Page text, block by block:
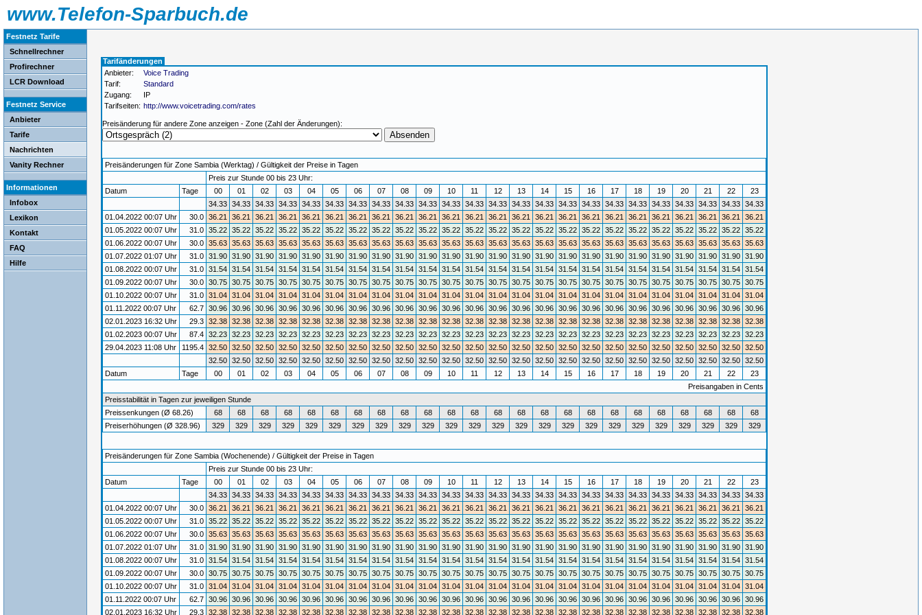
www.Telefon-Sparbuch.de
Festnetz Tarife
Schnellrechner
Profirechner
LCR Download
Festnetz Service
Anbieter
Tarife
Nachrichten
Vanity Rechner
Informationen
Infobox
Lexikon
Kontakt
FAQ
Hilfe
Tarifänderungen
Anbieter:
Voice Trading
Tarif:
Standard
Zugang:
IP
Tarifseiten: http://www.voicetrading.com/rates
Preisänderung für andere Zone anzeigen - Zone (Zahl der Änderungen):
Preisänderungen für Zone Sambia (Werktag) / Gültigkeit der Preise in Tagen
Preis zur Stunde 00 bis 23 Uhr:
Datum
Tage 00 01 02 03 04 05 06 07 08 09 10 11 12 13 14 15 16 17 18 19 20 21 22
23
34.33 34.33 34.33 34.33 34.33 34.33 34.33 34.33 34.33 34.33 34.33 34.33 34.33 34.33 34.33 34.33 34.33 34.33 34.33 34.33 34.33 34.33 34.33 34.33
01.04.2022 00:07 Uhr
30.0 36.21 36.21 36.21 36.21 36.21 36.21 36.21 36.21 36.21 36.21 36.21 36.21 36.21 36.21 36.21 36.21 36.21 36.21 36.21 36.21 36.21 36.21 36.21
36.21
01.05.2022 00:07 Uhr
31.0 35.22 35.22 35.22 35.22 35.22 35.22 35.22 35.22 35.22 35.22 35.22 35.22 35.22 35.22 35.22 35.22 35.22 35.22 35.22 35.22 35.22 35.22 35.22 35.22
01.06.2022 00:07 Uhr
30.0 35.63 35.63 35.63 35.63 35.63 35.63 35.63 35.63 35.63 35.63 35.63 35.63 35.63 35.63 35.63 35.63 35.63 35.63 35.63 35.63 35.63 35.63 35.63 35.63
01.07.2022 01:07 Uhr
31.0 31.90 31.90 31.90 31.90 31.90 31.90 31.90 31.90 31.90 31.90 31.90 31.90 31.90 31.90 31.90 31.90 31.90 31.90 31.90 31.90 31.90 31.90 31.90 31.90
01.08.2022 00:07 Uhr
31.0 31.54 31.54 31.54 31.54 31.54 31.54 31.54 31.54 31.54 31.54 31.54 31.54 31.54 31.54 31.54 31.54 31.54 31.54 31.54 31.54 31.54 31.54 31.54 31.54
01.09.2022 00:07 Uhr
30.0 30.75 30.75 30.75 30.75 30.75 30.75 30.75 30.75 30.75 30.75 30.75 30.75 30.75 30.75 30.75 30.75 30.75 30.75 30.75 30.75 30.75 30.75 30.75 30.75
01.10.2022 00:07 Uhr
31.0 31.04 31.04 31.04 31.04 31.04 31.04 31.04 31.04 31.04 31.04 31.04 31.04 31.04 31.04 31.04 31.04 31.04 31.04 31.04 31.04 31.04 31.04 31.04 31.04
01.11.2022 00:07 Uhr
62.7 30.96 30.96 30.96 30.96 30.96 30.96 30.96 30.96 30.96 30.96 30.96 30.96 30.96 30.96 30.96 30.96 30.96 30.96 30.96 30.96 30.96 30.96 30.96 30.96
02.01.2023 16:32 Uhr
29.3 32.38 32.38 32.38 32.38 32.38 32.38 32.38 32.38 32.38 32.38 32.38 32.38 32.38 32.38 32.38 32.38 32.38 32.38 32.38 32.38 32.38 32.38 32.38 32.38
01.02.2023 00:07 Uhr
87.4 32.23 32.23 32.23 32.23 32.23 32.23 32.23 32.23 32.23 32.23 32.23 32.23 32.23 32.23 32.23 32.23 32.23 32.23 32.23 32.23 32.23 32.23 32.23 32.23
29.04.2023 11:08 Uhr
1195.4 32.50 32.50 32.50 32.50 32.50 32.50 32.50 32.50 32.50 32.50 32.50 32.50 32.50 32.50 32.50 32.50 32.50 32.50 32.50 32.50 32.50 32.50 32.50 32.50
32.50 32.50 32.50 32.50 32.50 32.50 32.50 32.50 32.50 32.50 32.50 32.50 32.50 32.50 32.50 32.50 32.50 32.50 32.50 32.50 32.50 32.50 32.50 32.50
Datum
Tage 00 01 02 03 04 05 06 07 08 09 10 11 12 13 14 15 16 17 18 19 20 21 22
23
Preisangaben in Cents
Preisstabilität in Tagen zur jeweiligen Stunde
Preissenkungen (Ø 68.26)
68 68 68 68 68 68 68 68 68 68 68 68 68 68 68 68 68 68 68 68 68 68 68
68
Preiserhöhungen (Ø 328.96)
329 329 329 329 329 329 329 329 329 329 329 329 329 329 329 329 329 329 329 329 329 329 329 329
Preisänderungen für Zone Sambia (Wochenende) / Gültigkeit der Preise in Tagen
Preis zur Stunde 00 bis 23 Uhr:
Datum
Tage 00 01 02 03 04 05 06 07 08 09 10 11 12 13 14 15 16 17 18 19 20 21 22
23
34.33 34.33 34.33 34.33 34.33 34.33 34.33 34.33 34.33 34.33 34.33 34.33 34.33 34.33 34.33 34.33 34.33 34.33 34.33 34.33 34.33 34.33 34.33 34.33
01.04.2022 00:07 Uhr
30.0 36.21 36.21 36.21 36.21 36.21 36.21 36.21 36.21 36.21 36.21 36.21 36.21 36.21 36.21 36.21 36.21 36.21 36.21 36.21 36.21 36.21 36.21 36.21
36.21
01.05.2022 00:07 Uhr
31.0 35.22 35.22 35.22 35.22 35.22 35.22 35.22 35.22 35.22 35.22 35.22 35.22 35.22 35.22 35.22 35.22 35.22 35.22 35.22 35.22 35.22 35.22 35.22 35.22
01.06.2022 00:07 Uhr
30.0 35.63 35.63 35.63 35.63 35.63 35.63 35.63 35.63 35.63 35.63 35.63 35.63 35.63 35.63 35.63 35.63 35.63 35.63 35.63 35.63 35.63 35.63 35.63 35.63
01.07.2022 01:07 Uhr
31.0 31.90 31.90 31.90 31.90 31.90 31.90 31.90 31.90 31.90 31.90 31.90 31.90 31.90 31.90 31.90 31.90 31.90 31.90 31.90 31.90 31.90 31.90 31.90 31.90
01.08.2022 00:07 Uhr
31.0 31.54 31.54 31.54 31.54 31.54 31.54 31.54 31.54 31.54 31.54 31.54 31.54 31.54 31.54 31.54 31.54 31.54 31.54 31.54 31.54 31.54 31.54 31.54 31.54
01.09.2022 00:07 Uhr
30.0 30.75 30.75 30.75 30.75 30.75 30.75 30.75 30.75 30.75 30.75 30.75 30.75 30.75 30.75 30.75 30.75 30.75 30.75 30.75 30.75 30.75 30.75 30.75 30.75
01.10.2022 00:07 Uhr
31.0 31.04 31.04 31.04 31.04 31.04 31.04 31.04 31.04 31.04 31.04 31.04 31.04 31.04 31.04 31.04 31.04 31.04 31.04 31.04 31.04 31.04 31.04 31.04 31.04
01.11.2022 00:07 Uhr
62.7 30.96 30.96 30.96 30.96 30.96 30.96 30.96 30.96 30.96 30.96 30.96 30.96 30.96 30.96 30.96 30.96 30.96 30.96 30.96 30.96 30.96 30.96 30.96 30.96
02.01.2023 16:32 Uhr
29.3 32.38 32.38 32.38 32.38 32.38 32.38 32.38 32.38 32.38 32.38 32.38 32.38 32.38 32.38 32.38 32.38 32.38 32.38 32.38 32.38 32.38 32.38 32.38 32.38